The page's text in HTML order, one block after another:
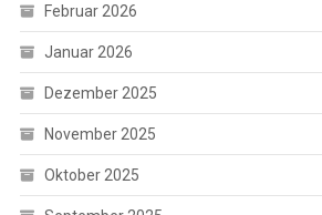
Februar 2026
Januar 2026
Dezember 2025
November 2025
Oktober 2025